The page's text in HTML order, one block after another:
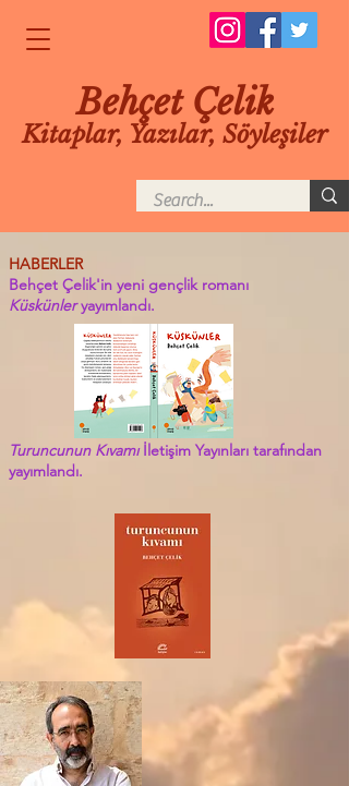
Behçet Çelik
Kitaplar, Yazılar, Söyleşiler
HABERLER
Behçet Çelik'in yeni gençlik romanı
Küskünleryayımlandı.
Turuncunun Kıvamıİletişim Yayınları tarafından
yayımlandı.